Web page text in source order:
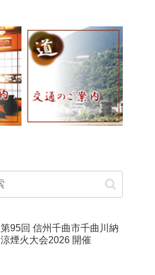
第95回 信州千曲市千曲川納
涼煙火大会2026 開催